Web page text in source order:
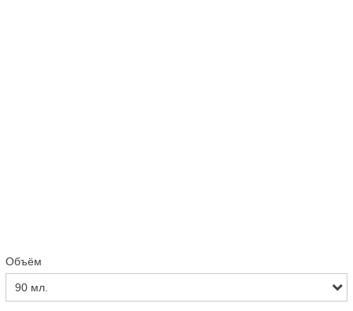
Объём